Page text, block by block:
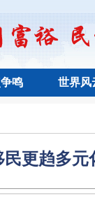
鸣 世界风
民更趋多元